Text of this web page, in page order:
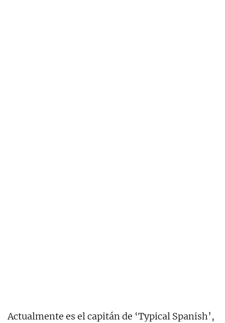
Actualmente es el capitán de ‘Typical Spanish’,